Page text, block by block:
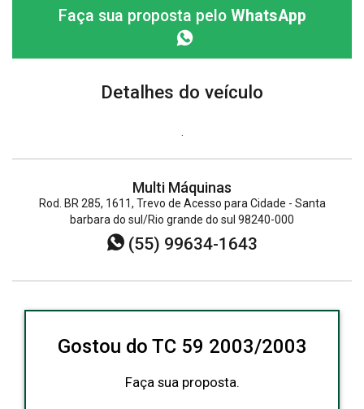
Faça sua proposta pelo WhatsApp
Detalhes do veículo
.
Multi Máquinas
Rod. BR 285, 1611, Trevo de Acesso para Cidade - Santa
barbara do sul/Rio grande do sul 98240-000
(55) 99634-1643
Gostou do TC 59 2003/2003
Faça sua proposta.